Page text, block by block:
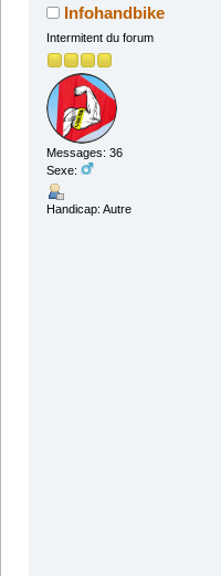
Infohandbike
Intermitent du forum
Messages: 36
Sexe:
Handicap: Autre